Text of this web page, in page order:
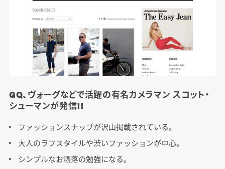
GQ、ヴォーグなどで活躍の有名カメラマン スコット・
シューマンが発信!!
ファッションスナップが沢山掲載されている。
大人のラフスタイルや渋いファッションが中心。
シンプルなお洒落の勉強になる。